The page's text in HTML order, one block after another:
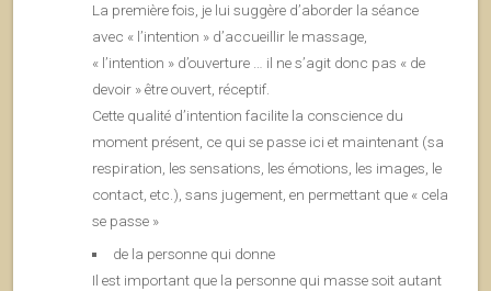
La première fois, je lui suggère d’aborder la séance
avec « l’intention » d’accueillir le massage,
« l’intention » d’ouverture … il ne s’agit donc pas « de
devoir » être ouvert, réceptif.
Cette qualité d’intention facilite la conscience du
moment présent, ce qui se passe ici et maintenant (sa
respiration, les sensations, les émotions, les images, le
contact, etc.), sans jugement, en permettant que « cela
se passe »
de la personne qui donne
Il est important que la personne qui masse soit autant